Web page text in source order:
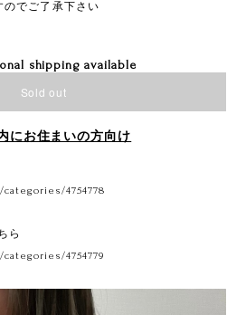
でご了承下さい
shipping available
Sold out
にお住まいの方向け
4754778
ら
4754779